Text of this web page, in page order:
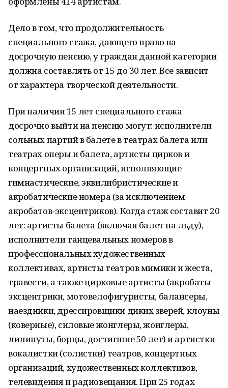
Дело в том, что продолжительность
специального стажа, дающего право на
досрочную пенсию, у граждан данной категории
должна составлять от 15 до 30 лет. Все зависит
от характера творческой деятельности.
При наличии 15 лет специального стажа
досрочно выйти на пенсию могут: исполнители
сольных партий в балете в театрах балета или
театрах оперы и балета, артисты цирков и
концертных организаций, исполняющие
гимнастические, эквилибристические и
акробатические номера (за исключением
акробатов-эксцентриков). Когда стаж составит 20
лет: артисты балета (включая балет на льду),
исполнители танцевальных номеров в
профессиональных художественных
коллективах, артисты театров мимики и жеста,
травести, а также цирковые артисты (акробаты-
эксцентрики, мотовелофигуристы, балансеры,
наездники, дрессировщики диких зверей, клоуны
(коверные), силовые жонглеры, жонглеры,
лилипуты, борцы, достигшие 50 лет) и артистки-
вокалистки (солистки) театров, концертных
организаций, художественных коллективов,
телевидения и радиовещания. При 25 годах